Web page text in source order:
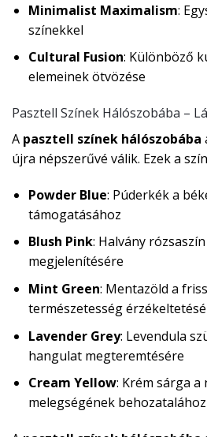
Minimalist Maximalism:
színekkel
Cultural Fusion: Különböző
elemeinek ötvözése
Pasztell Színek Hálószobába –
A pasztell színek hálószobába
újra népszerűvé válik. Ezek a
Powder Blue: Púderkék a
támogatásához
Blush Pink: Halvány
megjelenítésére
Mint Green: Mentazöld a
természetesség
Lavender Grey: Levendula
hangulat megteremtésére
Cream Yellow: Krém sárga a
melegségének behozatalához